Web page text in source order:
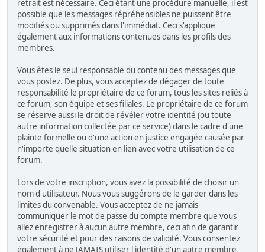
retrait est nécessaire. Ceci étant une procédure manuelle, il est
possible que les messages répréhensibles ne puissent être
modifiés ou supprimés dans l'immédiat. Ceci s'applique
également aux informations contenues dans les profils des
membres.
Vous êtes le seul responsable du contenu des messages que
vous postez. De plus, vous acceptez de dégager de toute
responsabilité le propriétaire de ce forum, tous les sites reliés à
ce forum, son équipe et ses filiales. Le propriétaire de ce forum
se réserve aussi le droit de révéler votre identité (ou toute
autre information collectée par ce service) dans le cadre d'une
plainte formelle ou d'une action en justice engagée causée par
n'importe quelle situation en lien avec votre utilisation de ce
forum.
Lors de votre inscription, vous avez la possibilité de choisir un
nom d'utilisateur. Nous vous suggérons de le garder dans les
limites du convenable. Vous acceptez de ne jamais
communiquer le mot de passe du compte membre que vous
allez enregistrer à aucun autre membre, ceci afin de garantir
votre sécurité et pour des raisons de validité. Vous consentez
également à ne JAMAIS utiliser l'identité d'un autre membre